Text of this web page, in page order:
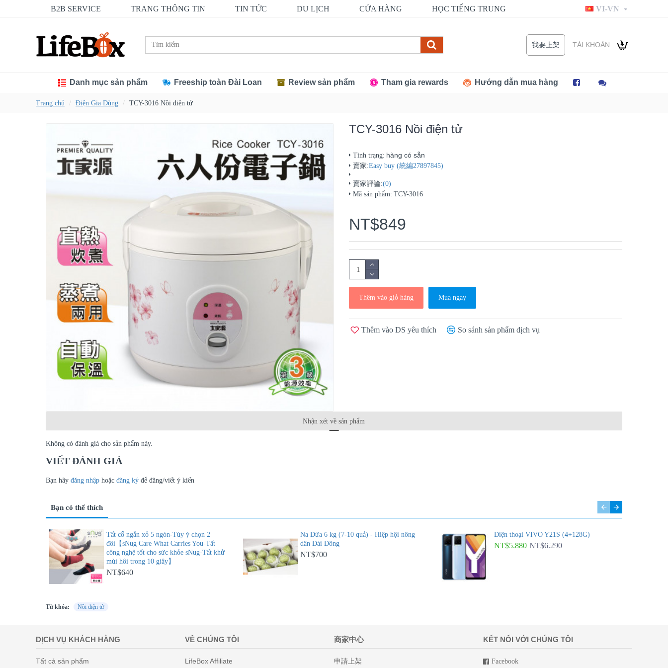
B2B SERVICE TRANG THÔNG TIN TIN TỨC DU LỊCH CỬA HÀNG HỌC TIẾNG TRUNG VI-VN
我要上架 TÀI KHOẢN
Danh mục sản phẩm Freeship toàn Đài Loan Review sản phẩm Tham gia rewards Hướng dẫn mua hàng
Trang chủ Điện Gia Dùng TCY-3016 Nồi điện tử
TCY-3016 Nồi điện tử
Tình trạng: hàng có sẵn
賣家:Easy buy (統編27897845)
賣家評論:(0)
Mã sản phẩm: TCY-3016
NT$849
Thêm vào giỏ hàng Mua ngay
Thêm vào DS yêu thích So sánh sản phẩm dịch vụ
Bạn có thể thích
Tất cổ ngắn xỏ 5 ngón-Tùy ý chọn 2
đôi【sNug Care What Carries You-Tất
công nghệ tốt cho sức khỏe sNug-Tất khử
mùi hôi trong 10 giây】
NT$640
Na Dứa 6 kg (7-10 quả) - Hiệp hội nông
dân Đài Đông
NT$700
Điện thoại VIVO Y21S (4+128G)
NT$5.880 NT$6.290
Nhận xét về sản phẩm
Không có đánh giá cho sản phẩm này.
VIẾT ĐÁNH GIÁ
Bạn hãy đăng nhập hoặc đăng ký để đăng/viết ý kiến
Từ khóa: Nồi điện tử
DỊCH VỤ KHÁCH HÀNG
Tất cả sản phẩm
VỀ CHÚNG TÔI
LifeBox Affiliate
商家中心
申請上架
KẾT NỐI VỚI CHÚNG TÔI
Facebook